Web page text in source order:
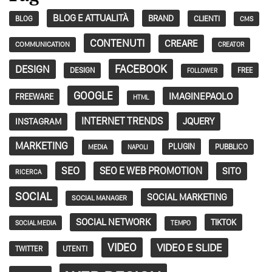
BLOG BLOG E ATTUALITÀ BRAND CLIENTI CMS
COMMUNICATION CONTENUTI CREARE CREATOR
DESIGN DESIGN FACEBOOK FOLLOWER FREE
FREEWARE GOOGLE HTML IMAGINEPAOLO
INSTAGRAM INTERNET TRENDS JQUERY
MARKETING MEDIA NAPOLI PLUGIN PUBBLICO
RICERCA SEO SEO E WEB PROMOTION SITO
SOCIAL SOCIAL MANAGER SOCIAL MARKETING
SOCIAL MEDIA SOCIAL NETWORK TEMPO TIKTOK
TWITTER UTENTI VIDEO VIDEO E SLIDE